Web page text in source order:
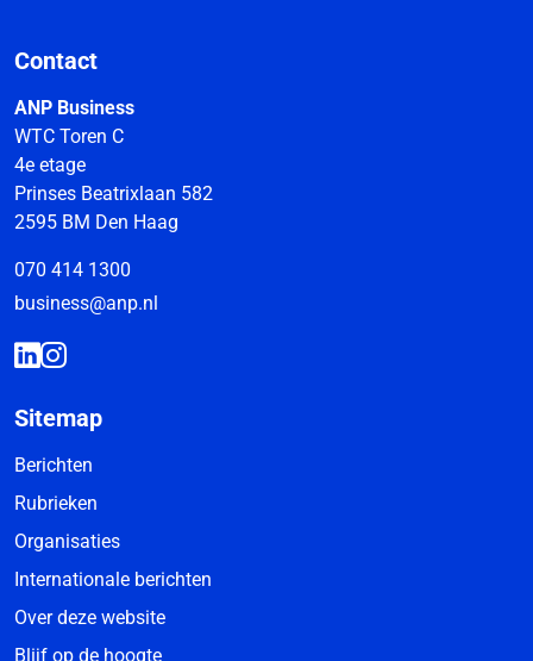
Contact
ANP Business
WTC Toren C
4e etage
Prinses Beatrixlaan 582
2595 BM Den Haag
070 414 1300
business@anp.nl
Sitemap
Berichten
Rubrieken
Organisaties
Internationale berichten
Over deze website
Blijf op de hoogte